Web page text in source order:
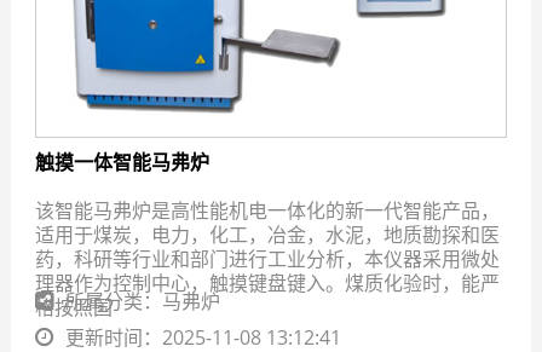
触摸一体智能马弗炉
该智能马弗炉是高性能机电一体化的新一代智能产品，
适用于煤炭，电力，化工，冶金，水泥，地质勘探和医
药，科研等行业和部门进行工业分析，本仪器采用微处
理器作为控制中心，触摸键盘键入。煤质化验时，能严
格按照国
所属分类：马弗炉
更新时间：2025-11-08 13:12:41